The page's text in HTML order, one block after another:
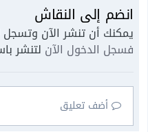
انضم إلى النقاش
يمكنك أن تنشر الآن وتسجل
فسجل الدخول الآن لتنشر
أضف تعليق